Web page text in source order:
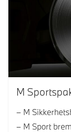
M
M
M Sport